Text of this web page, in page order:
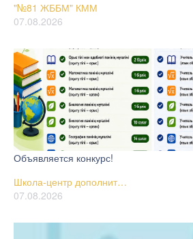
"№81 ЖББМ" КММ
07.08.2026
Объявляется конкурс!
Школа-центр дополнит…
07.08.2026